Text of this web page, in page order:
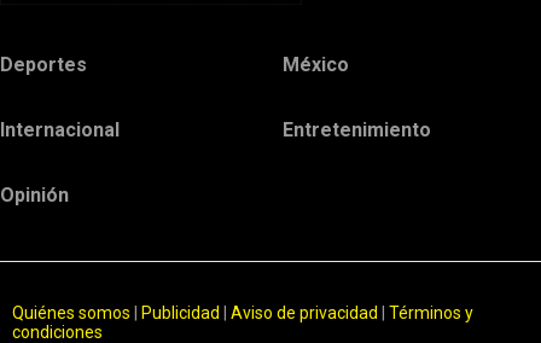
Deportes México
Internacional Entretenimiento
Opinión
Quiénes somos Publicidad Aviso de privacidad
Términos y
condiciones